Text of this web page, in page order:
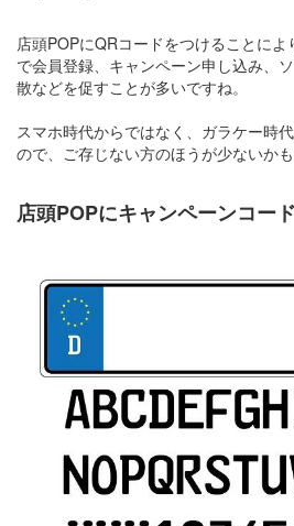
店頭POPにQRコードをつけることに
で会員登録、キャンペーン申し込み、
散などを促すことが多いですね。
スマホ時代からではなく、ガラケー時
ので、ご存じない方のほうが少ないかも
店頭POPにキャンペーンコー